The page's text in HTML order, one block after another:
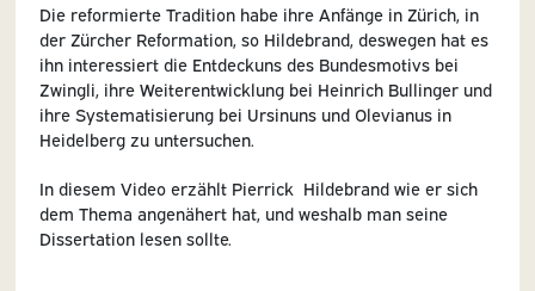
Die reformierte Tradition habe ihre Anfänge in Zürich, in
der Zürcher Reformation, so Hildebrand, deswegen hat es
ihn interessiert die Entdeckuns des Bundesmotivs bei
Zwingli, ihre Weiterentwicklung bei Heinrich Bullinger und
ihre Systematisierung bei Ursinuns und Olevianus in
Heidelberg zu untersuchen.
In diesem Video erzählt Pierrick Hildebrand wie er sich
dem Thema angenähert hat, und weshalb man seine
Dissertation lesen sollte.